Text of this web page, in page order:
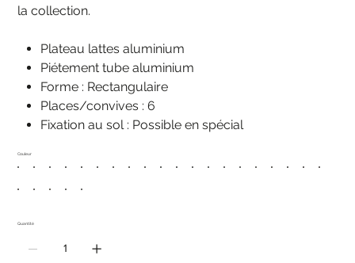
la collection.
Plateau lattes aluminium
Piétement tube aluminium
Forme : Rectangulaire
Places/convives : 6
Fixation au sol : Possible en spécial
Couleur
Quantité